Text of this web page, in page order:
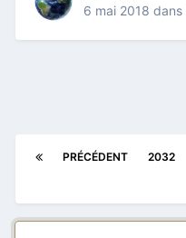
6 mai 2018 dans
PRÉCÉDENT 2032